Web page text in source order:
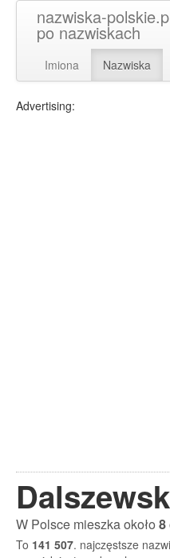
nazwiska-
po nazwiskach
Imiona Nazwiska
Advertising:
W Polsce mieszka około8
To 141 507. najczęstsze